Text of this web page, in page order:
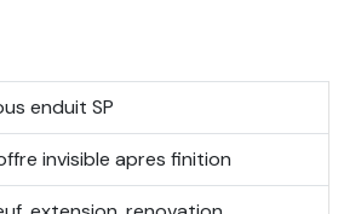
enduit SP
invisible apres finition